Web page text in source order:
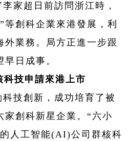
家超日前訪問浙江時，
創科企業來港發展，利
外業務。局方正進一步跟
日成事。
科技申請來港上市
技創新，成功培育了被
家創科新星企業。“六小
人工智能(AI)公司群核科